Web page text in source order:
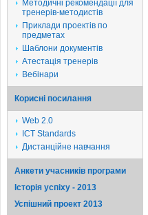
Методичні рекомендації для
тренерів-методистів
Приклади проектів по
предметах
Шаблони документів
Атестація тренерів
Вебінари
Корисні посилання
Web 2.0
ICT Standards
Дистанційне навчання
Анкети учасників програми
Історія успіху - 2013
Успішний проект 2013